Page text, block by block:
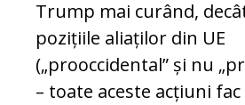
Trump mai curând,
pozițiile aliaților din UE
(„prooccidental” și nu
– toate aceste acțiuni